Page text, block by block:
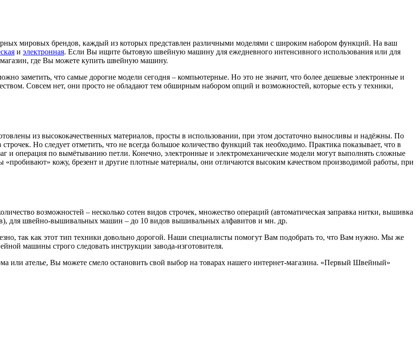
мировых брендов, каждый из которых представлен различными моделями с широким набором функций. На ваш
и электронная. Если Вы ищите бытовую швейную машину для ежедневного интенсивного использования или для
где Вы можете купить швейную машину.
заметить, что самые дорогие модели сегодня – компьютерные. Но это не значит, что более дешевые электронные и
Совсем нет, они просто не обладают тем обширным набором опций и возможностей, которые есть у техники,
из высококачественных материалов, просты в использовании, при этом достаточно выносливы и надёжны. По
Но следует отметить, что не всегда большое количество функций так необходимо. Практика показывает, что в
и операция по вымётыванию петли. Конечно, электронные и электромеханические модели могут выполнять сложные
кожу, брезент и другие плотные материалы, они отличаются высоким качеством производимой работы, при
возможностей – несколько сотен видов строчек, множество операций (автоматическая заправка нитки, вышивка
для швейно-вышивальных машин – до 10 видов вышивальных алфавитов и мн. др.
так как этот тип техники довольно дорогой. Наши специалисты помогут Вам подобрать то, что Вам нужно. Мы же
машины строго следовать инструкции завода-изготовителя.
или ателье, Вы можете смело остановить свой выбор на товарах нашего интернет-магазина. «Первый Швейный»